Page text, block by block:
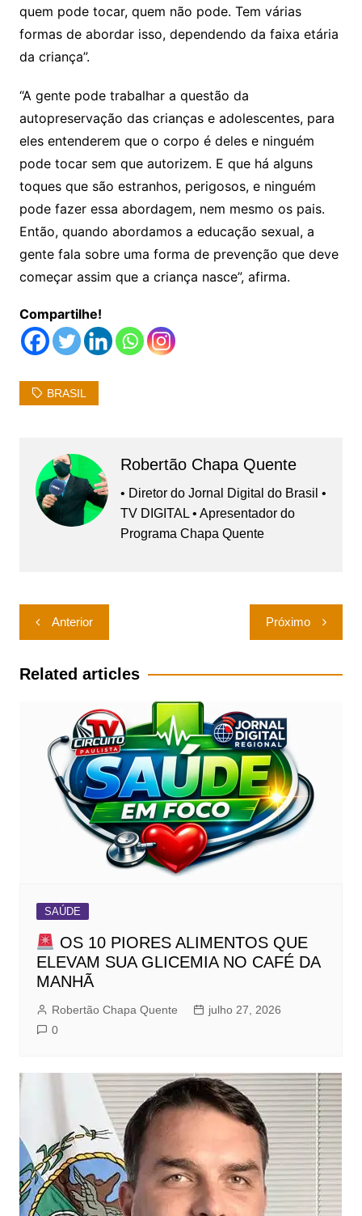
quem pode tocar, quem não pode. Tem várias
formas de abordar isso, dependendo da faixa etária
da criança”.
“A gente pode trabalhar a questão da
autopreservação das crianças e adolescentes, para
eles entenderem que o corpo é deles e ninguém
pode tocar sem que autorizem. E que há alguns
toques que são estranhos, perigosos, e ninguém
pode fazer essa abordagem, nem mesmo os pais.
Então, quando abordamos a educação sexual, a
gente fala sobre uma forma de prevenção que deve
começar assim que a criança nasce”, afirma.
Compartilhe!
BRASIL
Robertão Chapa Quente
• Diretor do Jornal Digital do Brasil •
TV DIGITAL • Apresentador do
Programa Chapa Quente
Navegação
de
Post
Anterior Próximo
Related articles
SAÚDE
OS 10 PIORES ALIMENTOS QUE
ELEVAM SUA GLICEMIA NO CAFÉ DA
MANHÃ
Robertão Chapa Quente
julho 27, 2026
0